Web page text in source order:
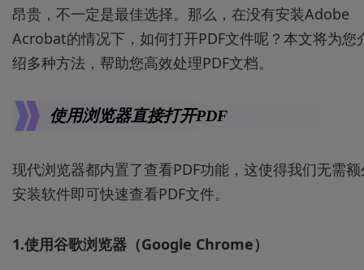
昂贵，不一定是最佳选择。那么，在没有安装Adobe
Acrobat的情况下，如何打开PDF文件呢？本文将为您
绍多种方法，帮助您高效处理PDF文档。
使用浏览器直接打开PDF
现代浏览器都内置了查看PDF功能，这使得我们无需
安装软件即可快速查看PDF文件。
1.使用谷歌浏览器（Google Chrome）